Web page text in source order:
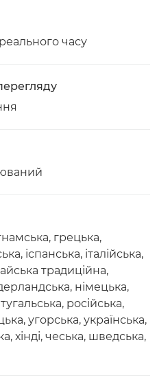
часу
грецька,
іспанська, італійська,
традиційна,
німецька,
російська,
угорська, українська,
хінді, чеська, шведська,